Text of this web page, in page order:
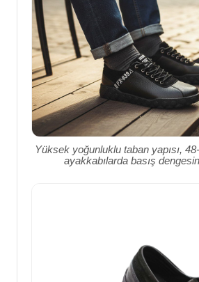
Yüksek yoğunluklu taban yapısı,
ayakkabılarda basış